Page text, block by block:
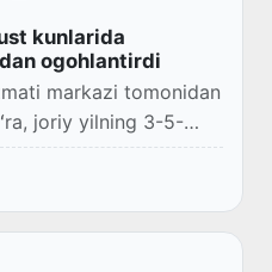
kunlarida
ogohlantirdi
markazi tomonidan
joriy yilning 3-5-
mahalliy yomgʻirlar
togʻ oldi va tog...